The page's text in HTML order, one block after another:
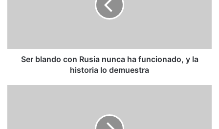
la
historiaSer blando con Rusia nunca ha funcionado, y la
historia lo demuestra